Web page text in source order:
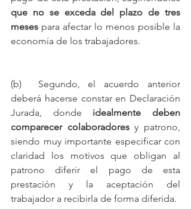
que no se exceda del plazo de tres
meses para afectar lo menos posible la
economía de los trabajadores.
(b)  Segundo, el acuerdo anterior
deberá hacerse constar en Declaración
Jurada, donde idealmente deben
comparecer colaboradores y patrono,
siendo muy importante especificar con
claridad los motivos que obligan al
patrono diferir el pago de esta
prestación y la aceptación del
trabajador a recibirla de forma diferida.